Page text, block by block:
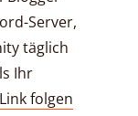
Server,
täglich
Ihr
folgen